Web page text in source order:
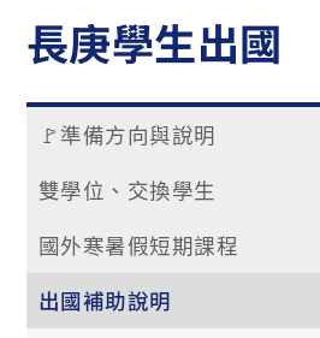
長庚學生出國
🚩準備方向與說明
雙學位、交換學生
國外寒暑假短期課程
出國補助說明